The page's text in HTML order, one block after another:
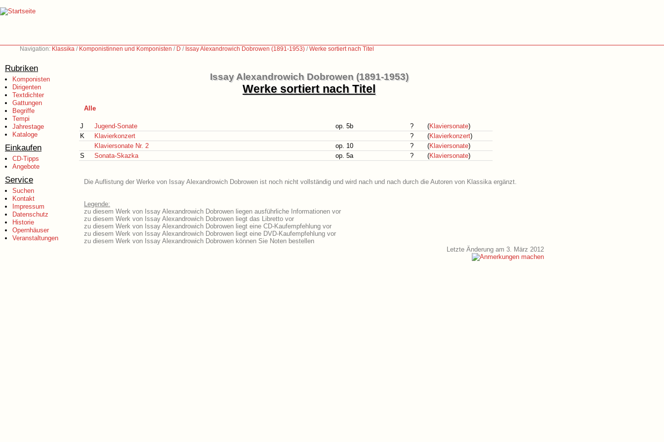
Navigation: Klassika / Komponistinnen und Komponisten / D / Issay Alexandrowich Dobrowen (1891-1953) /Werke sortiert nach Titel
Rubriken
Komponisten
Dirigenten
Textdichter
Gattungen
Begriffe
Tempi
Jahrestage
Kataloge
Einkaufen
CD-Tipps
Angebote
Service
Suchen
Kontakt
Impressum
Datenschutz
Historie
Opernhäuser
Veranstaltungen
Issay Alexandrowich Dobrowen (1891-1953)
Werke sortiert nach Titel
Alle
J Jugend-Sonate op. 5b ? (Klaviersonate)
K
Klavierkonzert ? (Klavierkonzert)
Klaviersonate Nr. 2
op. 10 ? (Klaviersonate)
S
Sonata-Skazka op. 5a ? (Klaviersonate)
Die Auflistung der Werke von Issay Alexandrowich Dobrowen ist noch nicht vollständig und wird nach und nach durch die Autoren von Klassika ergänzt.
Legende:
zu diesem Werk von Issay Alexandrowich Dobrowen liegen ausführliche Informationen vor
zu diesem Werk von Issay Alexandrowich Dobrowen liegt das Libretto vor
zu diesem Werk von Issay Alexandrowich Dobrowen liegt eine CD-Kaufempfehlung vor
zu diesem Werk von Issay Alexandrowich Dobrowen liegt eine DVD-Kaufempfehlung vor
zu diesem Werk von Issay Alexandrowich Dobrowen können Sie Noten bestellen
Letzte Änderung am 3. März 2012